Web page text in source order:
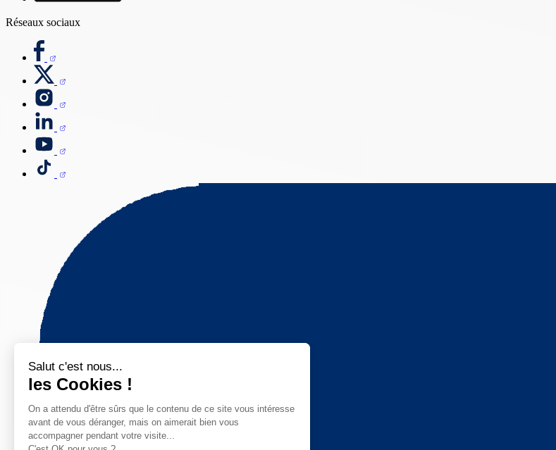
Salut c'est nous...
les Cookies !
On a attendu d'être sûrs que le contenu de ce site vous intéresse
avant de vous déranger, mais on aimerait bien vous
accompagner pendant votre visite...
Réseaux sociaux